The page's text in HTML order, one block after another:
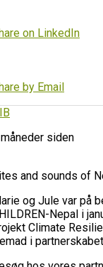
on LinkedIn
by Email
siden
and sounds of
og Jule var på
Nepal i
Climate
i